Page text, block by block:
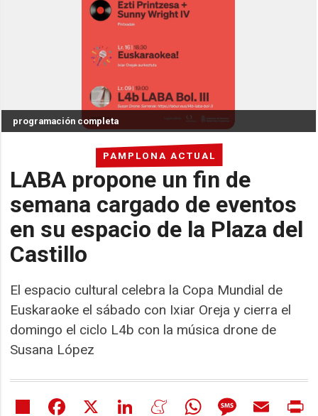
PAMPLONA ACTUAL
LABA propone un fin de
semana cargado de eventos
en su espacio de la Plaza del
Castillo
El espacio cultural celebra la Copa Mundial de
Euskaraoke el sábado con Ixiar Oreja y cierra el
domingo el ciclo L4b con la música drone de
Susana López
programación completa
Share Facebook LinkedIn MeneameWhatsAppMessageEmail